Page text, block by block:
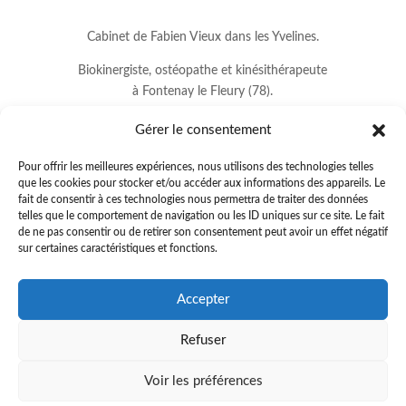
Gérer le consentement
Pour offrir les meilleures expériences, nous utilisons des technologies telles
que les cookies pour stocker et/ou accéder aux informations des appareils. Le
fait de consentir à ces technologies nous permettra de traiter des données
telles que le comportement de navigation ou les ID uniques sur ce site. Le fait
de ne pas consentir ou de retirer son consentement peut avoir un effet négatif
sur certaines caractéristiques et fonctions.
Accepter
Refuser
Voir les préférences
Cabinet de Fabien Vieux dans les Yvelines.
Biokinergiste, ostéopathe et kinésithérapeute
à Fontenay le Fleury (78).
78330 FONTENAY LE FLEURY
01.34.60.37.33